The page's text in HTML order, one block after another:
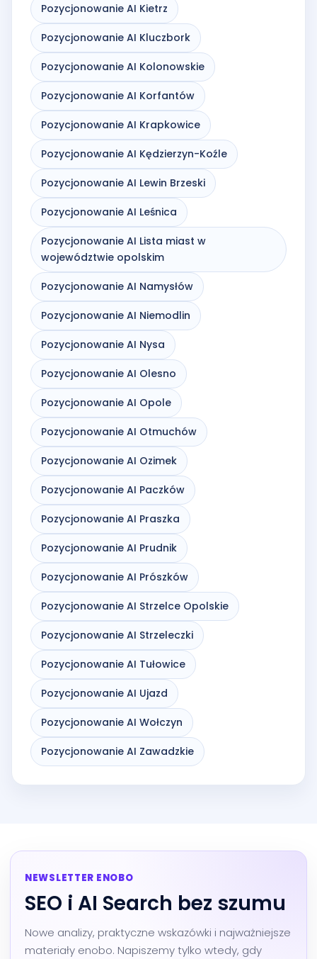
Pozycjonowanie AI Kietrz
Pozycjonowanie AI Kluczbork
Pozycjonowanie AI Kolonowskie
Pozycjonowanie AI Korfantów
Pozycjonowanie AI Krapkowice
Pozycjonowanie AI Kędzierzyn-Koźle
Pozycjonowanie AI Lewin Brzeski
Pozycjonowanie AI Leśnica
Pozycjonowanie AI Lista miast w
województwie opolskim
Pozycjonowanie AI Namysłów
Pozycjonowanie AI Niemodlin
Pozycjonowanie AI Nysa
Pozycjonowanie AI Olesno
Pozycjonowanie AI Opole
Pozycjonowanie AI Otmuchów
Pozycjonowanie AI Ozimek
Pozycjonowanie AI Paczków
Pozycjonowanie AI Praszka
Pozycjonowanie AI Prudnik
Pozycjonowanie AI Prószków
Pozycjonowanie AI Strzelce Opolskie
Pozycjonowanie AI Strzeleczki
Pozycjonowanie AI Tułowice
Pozycjonowanie AI Ujazd
Pozycjonowanie AI Wołczyn
Pozycjonowanie AI Zawadzkie
NEWSLETTER ENOBO
SEO i AI Search bez szumu
Nowe analizy, praktyczne wskazówki i najważniejsze
materiały enobo. Napiszemy tylko wtedy, gdy